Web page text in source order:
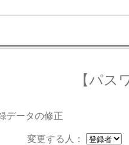
【パス
データの修正
変更する人：